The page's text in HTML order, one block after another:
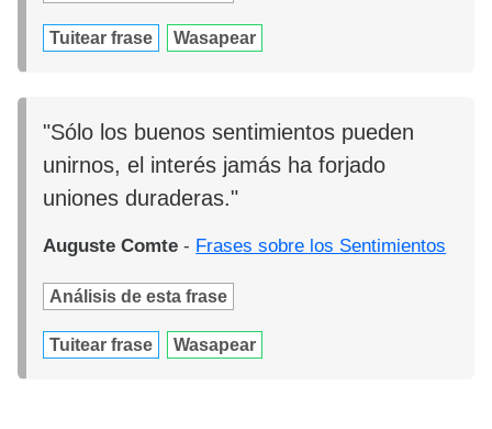
Tuitear frase Wasapear
"Sólo los buenos sentimientos pueden
unirnos, el interés jamás ha forjado
uniones duraderas."
Auguste Comte - Frases sobre los Sentimientos
Análisis de esta frase
Tuitear frase Wasapear